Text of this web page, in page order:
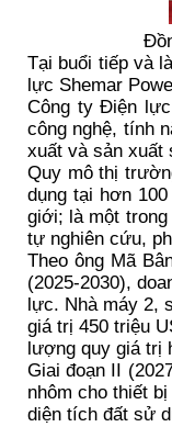
Tại buổi tiếp và
lực Shemar
Công ty Điện lực
công nghệ, tính
xuất và sản xuất
Quy mô thị
dụng tại hơn
giới; là một trong
tự nghiên cứu,
Theo ông Mã
(2025-2030),
lực. Nhà máy 2,
giá trị 450 triệu
lượng quy giá trị
Giai đoạn II
nhôm cho thiết
diện tích đất sử